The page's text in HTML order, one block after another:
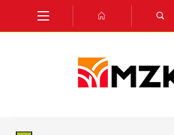
Przejdź do menu.
Przejdź do wyszukiwarki.
Przejdź do treści.
Przejdź do ustawień wielkości
Włącz wersję kontrastową strony.